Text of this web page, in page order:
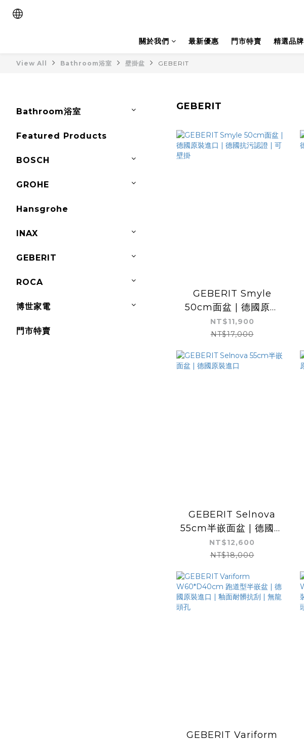
關於我們 最新優惠 門市特賣 精選品牌
View All Bathroom浴室 壁掛盆 GEBERIT
Bathroom浴室
Featured Products
BOSCH
GROHE
Hansgrohe
INAX
GEBERIT
ROCA
博世家電
門市特賣
GEBERIT
GEBERIT Smyle
50cm面盆 | 德國原裝
進口 | 德國抗污認證 |
可壁掛
NT$11,900
NT$17,000
GEBERIT Selnova
55cm半嵌面盆 | 德國原
裝進口
NT$12,600
NT$18,000
GEBERIT Variform